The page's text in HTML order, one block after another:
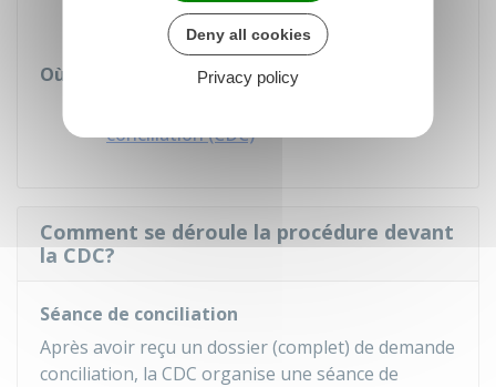
sur le site internet de la CDC.
Où s'adresser ?
conciliation (CDC)
Comment se déroule la procédure devant
la CDC?
Séance de conciliation
Après avoir reçu un dossier (complet) de demande
conciliation, la CDC organise une séance de
Deny all cookies
Privacy policy